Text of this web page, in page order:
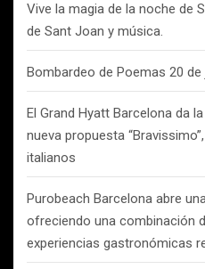
Vive la magia de la noche de
de Sant Joan y música.
Bombardeo de Poemas 20 de
El Grand Hyatt Barcelona da
nueva propuesta
italianos
Purobeach Barcelona abre
ofreciendo una combinación
experiencias gastronómicas